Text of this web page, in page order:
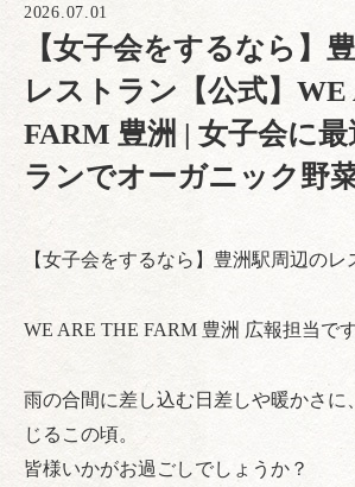
2026.07.01
【女子会をするなら】
レストラン【公式】WE
FARM 豊洲 | 女子会に
ランでオーガニック野
【女子会をするなら】豊洲駅周辺のレ
WE ARE THE FARM 豊洲 広報担当です
雨の合間に差し込む日差しや暖かさに
じるこの頃。
皆様いかがお過ごしでしょうか？